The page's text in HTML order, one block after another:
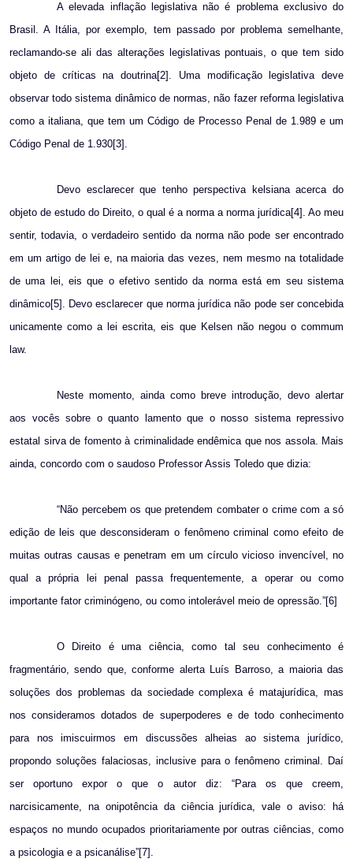
A elevada inflação legislativa não é problema exclusivo do
Brasil. A Itália, por exemplo, tem passado por problema semelhante,
reclamando-se ali das alterações legislativas pontuais, o que tem sido
objeto de críticas na doutrina[2]. Uma modificação legislativa deve
observar todo sistema dinâmico de normas, não fazer reforma legislativa
como a italiana, que tem um Código de Processo Penal de 1.989 e um
Código Penal de 1.930[3].
Devo esclarecer que tenho perspectiva kelsiana acerca do
objeto de estudo do Direito, o qual é a norma a norma jurídica[4]. Ao meu
sentir, todavia, o verdadeiro sentido da norma não pode ser encontrado
em um artigo de lei e, na maioria das vezes, nem mesmo na totalidade
de uma lei, eis que o efetivo sentido da norma está em seu sistema
dinâmico[5]. Devo esclarecer que norma jurídica não pode ser concebida
unicamente como a lei escrita, eis que Kelsen não negou o commum
law.
Neste momento, ainda como breve introdução, devo alertar
aos vocês sobre o quanto lamento que o nosso sistema repressivo
estatal sirva de fomento à criminalidade endêmica que nos assola. Mais
ainda, concordo com o saudoso Professor Assis Toledo que dizia:
“Não percebem os que pretendem combater o crime com a só
edição de leis que desconsideram o fenômeno criminal como efeito de
muitas outras causas e penetram em um círculo vicioso invencível, no
qual a própria lei penal passa frequentemente, a operar ou como
importante fator criminógeno, ou como intolerável meio de opressão.”[6]
O Direito é uma ciência, como tal seu conhecimento é
fragmentário, sendo que, conforme alerta Luís Barroso, a maioria das
soluções dos problemas da sociedade complexa é matajurídica, mas
nos consideramos dotados de superpoderes e de todo conhecimento
para nos imiscuirmos em discussões alheias ao sistema jurídico,
propondo soluções falaciosas, inclusive para o fenômeno criminal. Daí
ser oportuno expor o que o autor diz: “Para os que creem,
narcisicamente, na onipotência da ciência jurídica, vale o aviso: há
espaços no mundo ocupados prioritariamente por outras ciências, como
a psicologia e a psicanálise”[7].